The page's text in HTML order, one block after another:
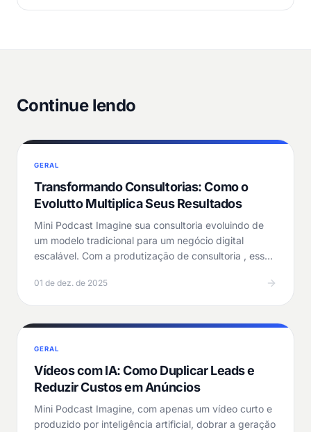
Continue lendo
GERAL
Transformando Consultorias: Como o
Evolutto Multiplica Seus Resultados
Mini Podcast Imagine sua consultoria evoluindo de
um modelo tradicional para um negócio digital
escalável. Com a produtização de consultoria , esse
01 de dez. de 2025
GERAL
Vídeos com IA: Como Duplicar Leads e
Reduzir Custos em Anúncios
Mini Podcast Imagine, com apenas um vídeo curto e
produzido por inteligência artificial, dobrar a geração